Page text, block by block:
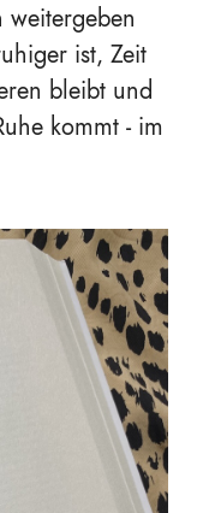
ist, Zeit
bleibt und
kommt - im